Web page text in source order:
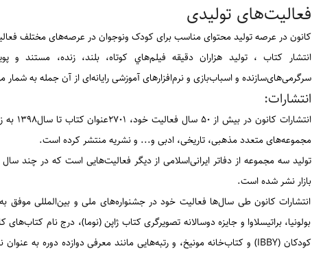
فعالیت‌های تولیدی
کانون در عرصه تولید محتوای مناسب برای کودک ونوجوان در عرصه‌های مختلف
انتشار كتاب ، توليد هزاران دقيقه فيلم‌هاي كوتاه، بلند، زنده، مستند و
سرگرمی‌های‌سازنده و اسباب‌بازی و نرم‌افزار‌های آموزشی رايانه‌ای از آن جمله به شمار
انتشارات:
مجموعه‌های متعدد مذهبی، تاریخی، ادبی و... و نشریه منتشر کرده است.
بازار نشر شده است.
انتشارات کانون طی سال‌ها فعالیت خود در جشنواره‌های ملی و بین‌المللی موفق
بولونیا، براتیسلاوا و جایزه دوسالانه تصویرگری کتاب ژاپن (نوما)، درج نام
کودکان (IBBY) و کتاب‌خانه مونیخ، و رتبه‌هایی مانند معرفی دوازده دوره به